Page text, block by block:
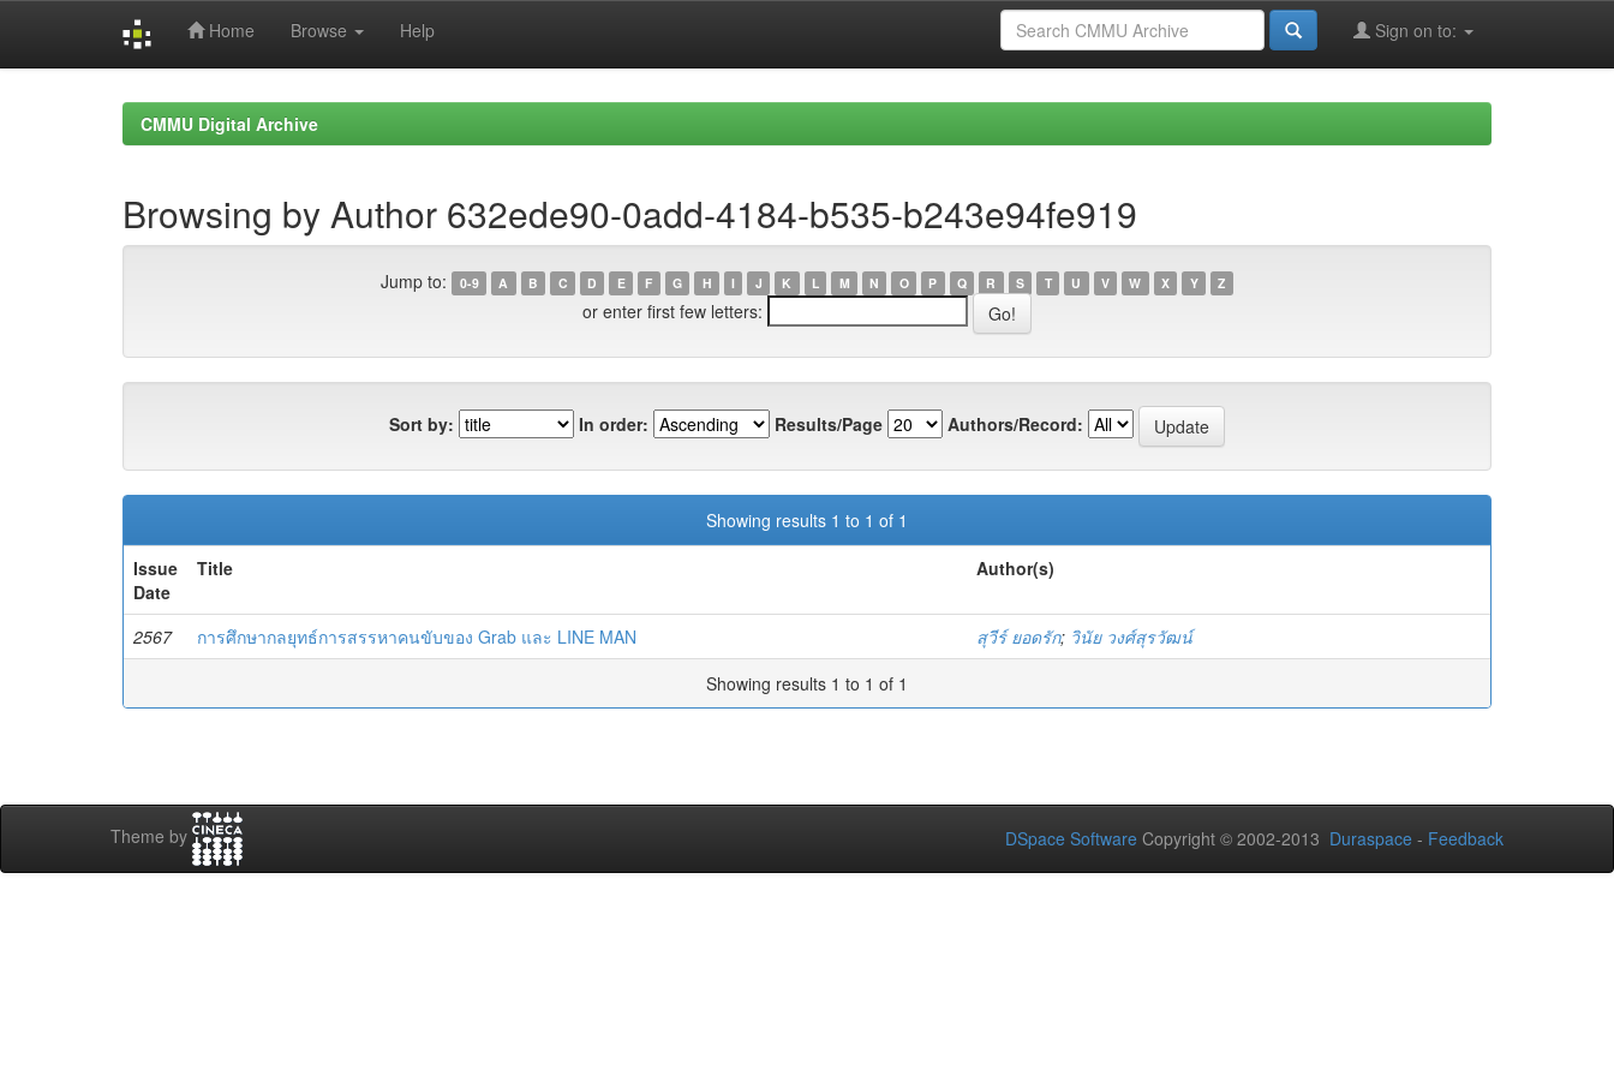
Home Browse Help Sign on to:
CMMU Digital Archive
Browsing by Author 632ede90-0add-4184-b535-b243e94fe919
Jump to: 0-9 A B C D E F G H I J K L M N O P Q R S T U V W X Y Z
or enter first few letters:
Sort by: In order: Results/Page Authors/Record:
Showing results 1 to 1 of 1
Issue
Date
Title Author(s)
2567 การศึกษากลยุทธ์การสรรหาคนขับของ Grab และ LINE MAN สุวีร์ ยอดรัก; วินัย วงศ์สุรวัฒน์
Showing results 1 to 1 of 1
Theme by DSpace Software Copyright © 2002-2013 Duraspace - Feedback